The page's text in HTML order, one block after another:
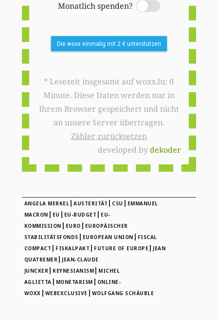
Monatlich spenden?
Switch
Die woxx einmalig mit 2 € unterstützen
* Lesezeit insgesamt auf woxx.lu: 0
Minute. Diese Daten werden nur in
Ihrem Browser gespeichert und nicht
an unsere Server übertragen.
Zähler zurücksetzen
developed bydekoder
ANGELA MERKEL |AUSTERITÄT | CSU | EMMANUEL
MACRON | EU | EU-BUDGET | EU-
KOMMISSION | EURO | EUROPÄISCHER
STABILITÄTSFONDS | EUROPEAN UNION | FISCAL
COMPACT | FISKALPAKT | FUTURE OF EUROPE | JEAN
QUATREMER | JEAN-CLAUDE
JUNCKER | KEYNESIANISM | MICHEL
AGLIETTA | MONETARISM | ONLINE-
WOXX | WEBEXCLUSIVE | WOLFGANG SCHÄUBLE